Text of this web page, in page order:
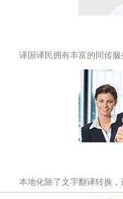
译国译民拥有丰富的同传
本地化除了文字翻译转换，